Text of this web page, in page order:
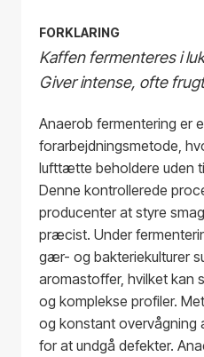
FORKLARING
Kaffen fermenteres i
Giver intense, ofte
Anaerob fermentering er
forarbejdningsmetode,
lufttætte beholdere uden
Denne kontrollerede
producenter at styre
præcist. Under
gær- og bakteriekulturer
aromastoffer, hvilket kan
og komplekse profiler.
og konstant overvågning
for at undgå defekter.